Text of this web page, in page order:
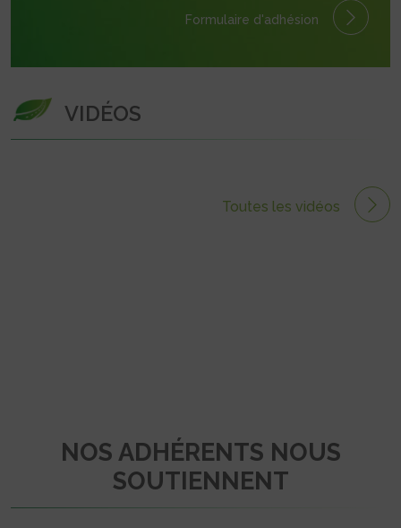
Formulaire d'adhésion
VIDÉOS
Toutes les vidéos
NOS ADHÉRENTS NOUS
SOUTIENNENT